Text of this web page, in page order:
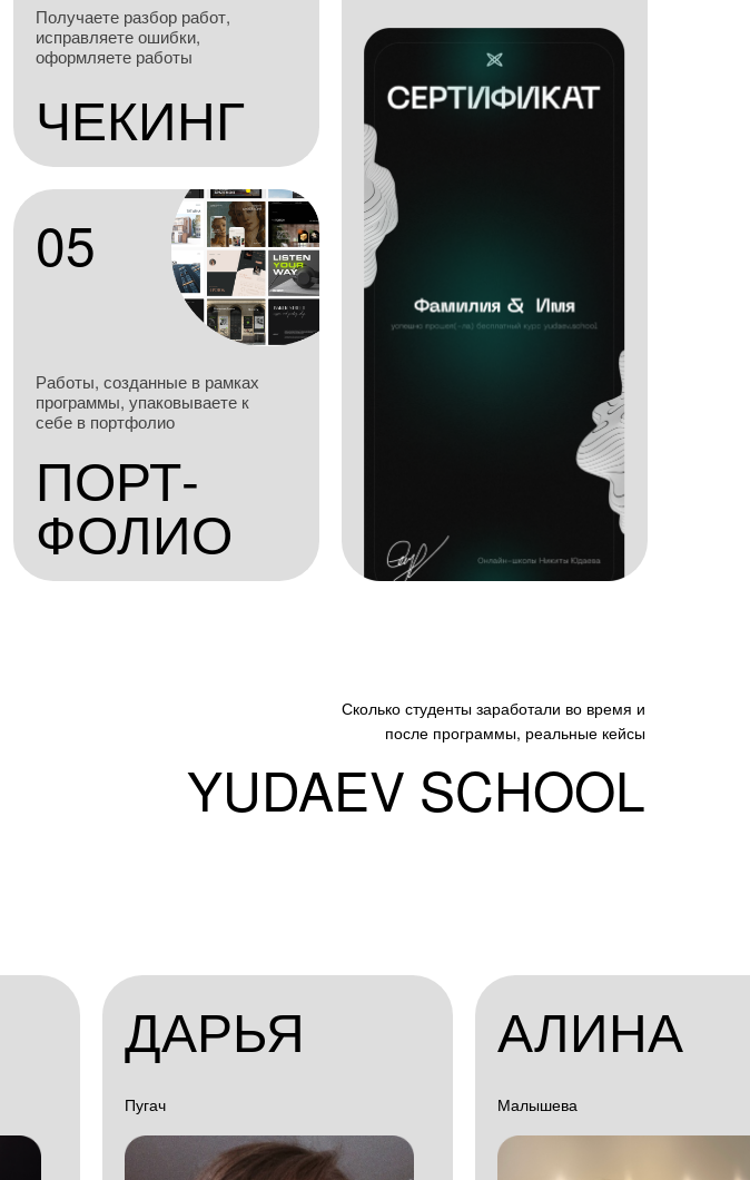
Получаете разбор работ,
исправляете ошибки,
оформляете работы
ЧЕКИНГ
05
Работы, созданные в рамках
программы, упаковываете к
себе в портфолио
ПОРТ-
ФОЛИО
YUDAEV SCHOOL
Сколько студенты заработали во время и
после программы, реальные кейсы
АЛИНА
Малышева
ДАРЬЯ
Пугач